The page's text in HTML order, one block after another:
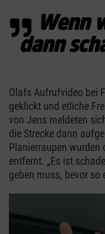
Wenn
dann
Olafs Aufrufvideo bei
geklickt und etliche
von Jens meldeten
die Strecke dann
Planierraupen wurden
entfernt. „Es ist
geben muss, bevor so